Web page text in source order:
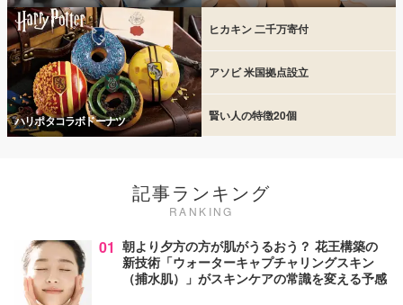
ハリポタコラボドーナツ
ヒカキン 二千万寄付
アソビ 米国拠点設立
賢い人の特徴20個
記事ランキング
RANKING
01 朝より夕方の方が肌がうるおう？ 花王構築の
新技術「ウォーターキャプチャリングスキン
（捕水肌）」がスキンケアの常識を変える予感